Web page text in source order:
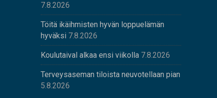
7.8.2026
Töitä ikäihmisten hyvän loppuelämän
hyväksi 7.8.2026
Koulutaival alkaa ensi viikolla 7.8.2026
Terveysaseman tiloista neuvotellaan pian
5.8.2026